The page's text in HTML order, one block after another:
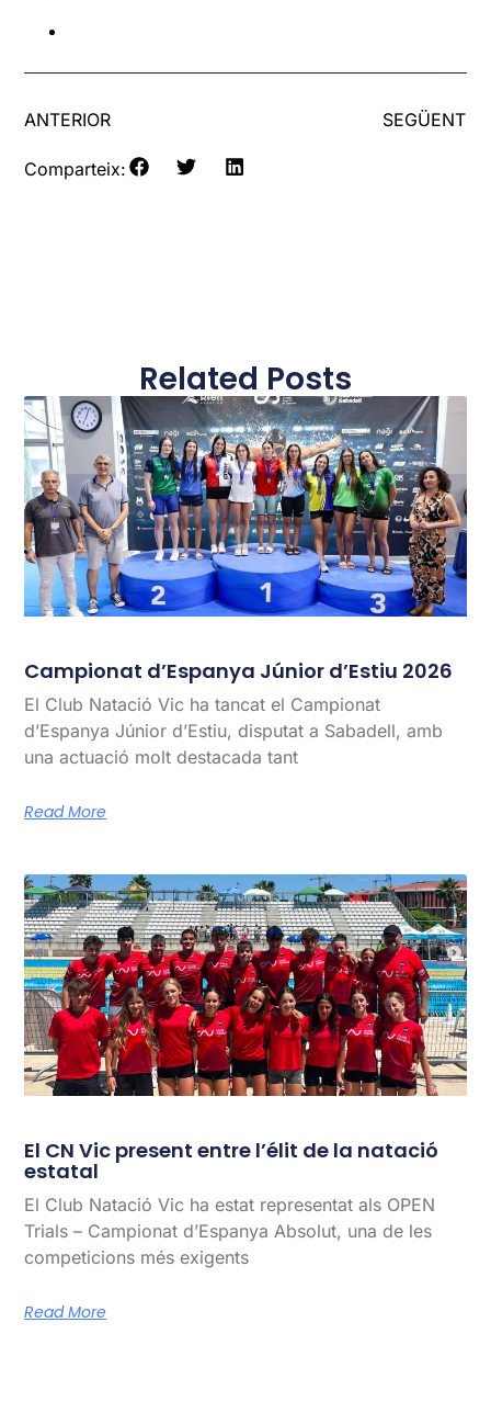
ANTERIOR SEGÜENT
Comparteix:
Related Posts
Campionat d’Espanya Júnior d’Estiu 2026
El Club Natació Vic ha tancat el Campionat
d’Espanya Júnior d’Estiu, disputat a Sabadell, amb
una actuació molt destacada tant
Read More
El CN Vic present entre l’élit de la natació
estatal
El Club Natació Vic ha estat representat als OPEN
Trials – Campionat d’Espanya Absolut, una de les
competicions més exigents
Read More